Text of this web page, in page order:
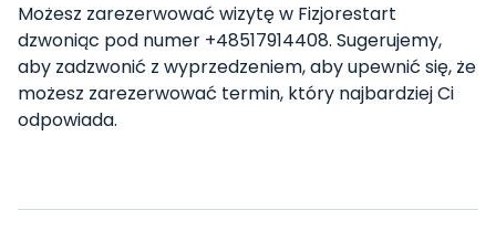
Możesz zarezerwować wizytę w Fizjorestart
dzwoniąc pod numer +48517914408. Sugerujemy,
aby zadzwonić z wyprzedzeniem, aby upewnić się, że
możesz zarezerwować termin, który najbardziej Ci
odpowiada.